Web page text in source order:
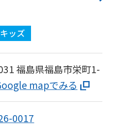
キッズ
福島県福島市栄町1-
mapでみる
0017